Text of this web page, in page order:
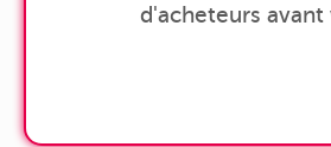
d'acheteurs avant